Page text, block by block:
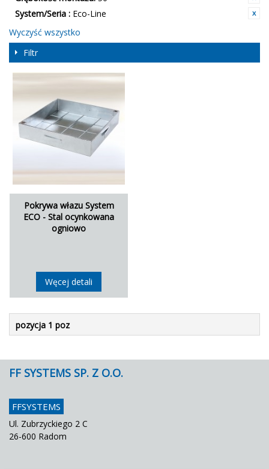
System/Seria : Eco-Line
Wyczyść wszystko
Filtr
Pokrywa włazu System
ECO - Stal ocynkowana
ogniowo
Węcej detali
pozycja 1 poz
FF SYSTEMS SP. Z O.O.
FFSYSTEMS
Ul. Zubrzyckiego 2 C
26-600 Radom